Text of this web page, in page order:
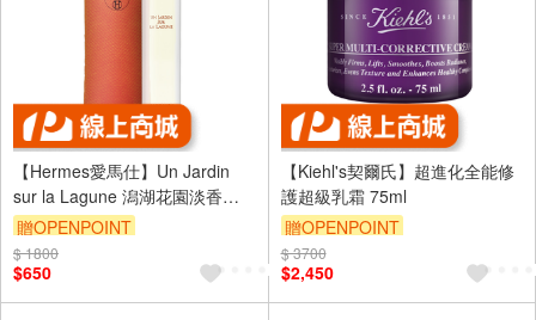
【Hermes愛馬仕】Un Jardin
sur la Lagune 潟湖花園淡香水
15ml #布袋裝 (效期至27/09)
贈OPENPOINT
訂單滿 2000 元折抵 100元
（運費不算在 2000 元的範圍
內）
$ 1800
$650
【Kiehl's契爾氏】超進化全能修
護超級乳霜 75ml
贈OPENPOINT
訂單滿 2000 元折抵 100元
（運費不算在 2000 元的範圍
內）
$ 3700
$2,450